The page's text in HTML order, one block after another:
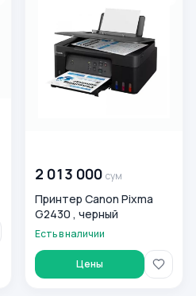
2 013 000 сум
Принтер Canon Pixma
G2430 , черный
Есть в наличии
Цены